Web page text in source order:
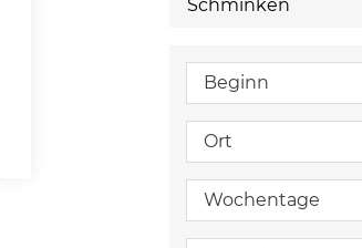
Schminken
Beginn
Ort
Wochentage